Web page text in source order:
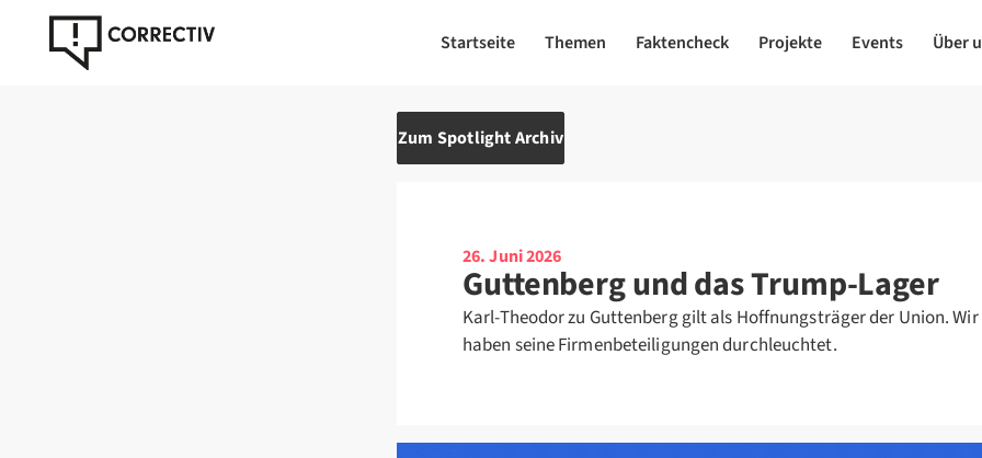
Startseite Themen Faktencheck Projekte Events Über
Zum Spotlight Archiv
26. Juni 2026
Guttenberg und das Trump-Lager
Karl-Theodor zu Guttenberg gilt als Hoffnungsträger der Union. Wir
haben seine Firmenbeteiligungen durchleuchtet.